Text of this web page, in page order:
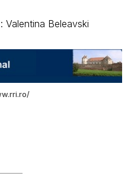
Valentina Beleavski